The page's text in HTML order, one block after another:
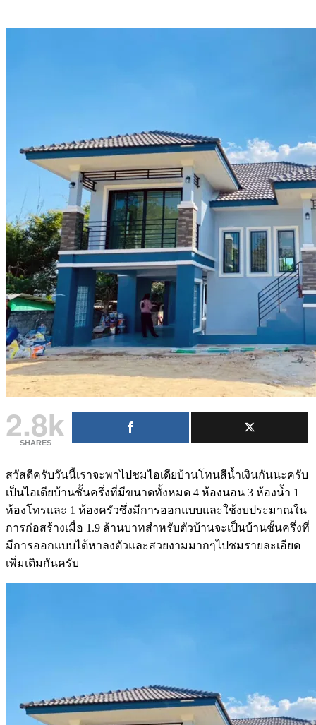
2.8k
SHARES
สวัสดีครับวันนี้เราจะพาไปชมไอเดียบ้านโทนสีน้ำเงินกันนะครับ
เป็นไอเดียบ้านชั้นครึ่งที่มีขนาดทั้งหมด 4 ห้องนอน 3 ห้องน้ำ 1
ห้องโทรและ 1 ห้องครัวซึ่งมีการออกแบบและใช้งบประมาณใน
การก่อสร้างเมื่อ 1.9 ล้านบาทสำหรับตัวบ้านจะเป็นบ้านชั้นครึ่งที่
มีการออกแบบได้หาลงตัวและสวยงามมากๆไปชมรายละเอียด
เพิ่มเติมกันครับ